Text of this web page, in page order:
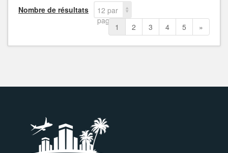
Nombre de résultats
12 par
page
1 2 3 4 5 »